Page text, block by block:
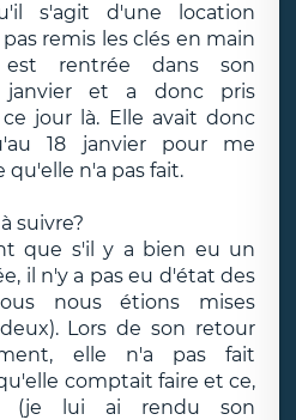
s'agit d'une location
remis les clés en main
rentrée dans son
janvier et a donc pris
jour là. Elle avait donc
18 janvier pour me
n'a pas fait.
suivre?
que s'il y a bien eu un
il n'y a pas eu d'état des
nous étions mises
Lors de son retour
elle n'a pas fait
comptait faire et ce,
(je lui ai rendu son